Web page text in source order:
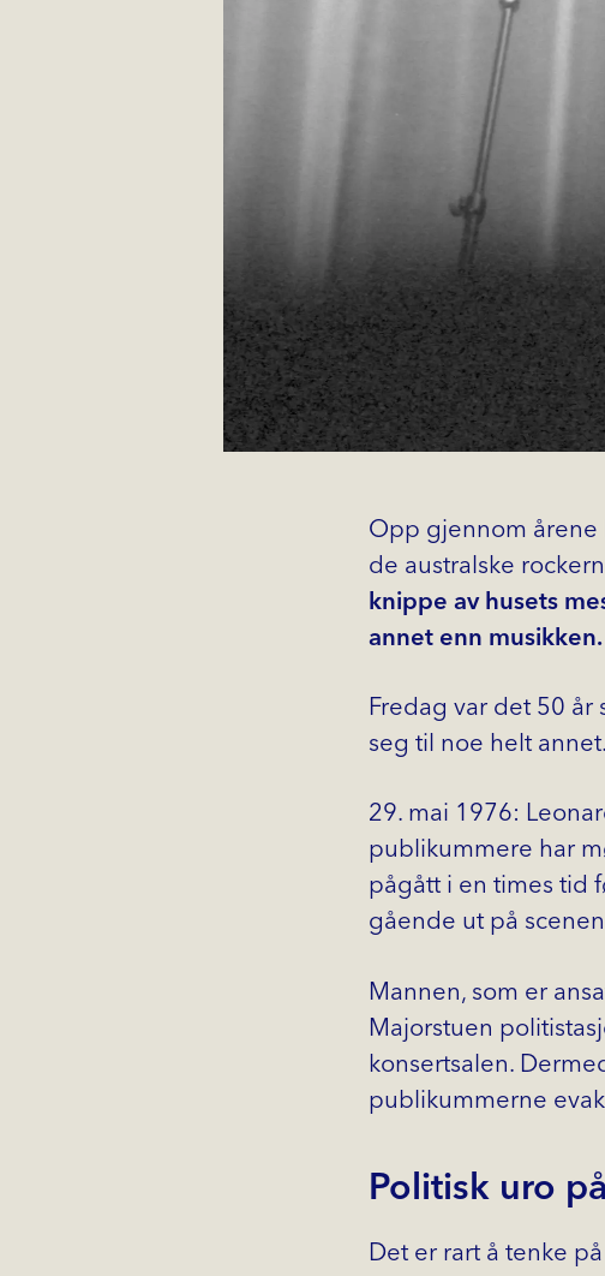
Opp gjennom årene
de australske
knippe av husets
annet enn musikken.
Fredag var det 50 år
seg til noe helt annet.
29. mai 1976:
publikummere har
pågått i en times tid
gående ut på
Mannen, som er
Majorstuen
konsertsalen.
publikummerne
Politisk uro
Det er rart å tenke